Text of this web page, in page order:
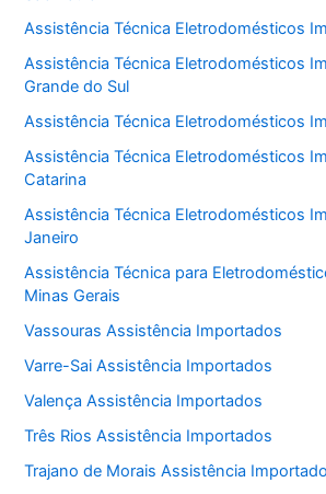
Assistência Técnica Eletrodomésticos
Assistência Técnica Eletrodomésticos
Grande do Sul
Assistência Técnica Eletrodomésticos
Assistência Técnica Eletrodomésticos
Catarina
Assistência Técnica Eletrodomésticos
Janeiro
Assistência Técnica para
Minas Gerais
Vassouras Assistência Importados
Varre-Sai Assistência Importados
Valença Assistência Importados
Três Rios Assistência Importados
Trajano de Morais Assistência